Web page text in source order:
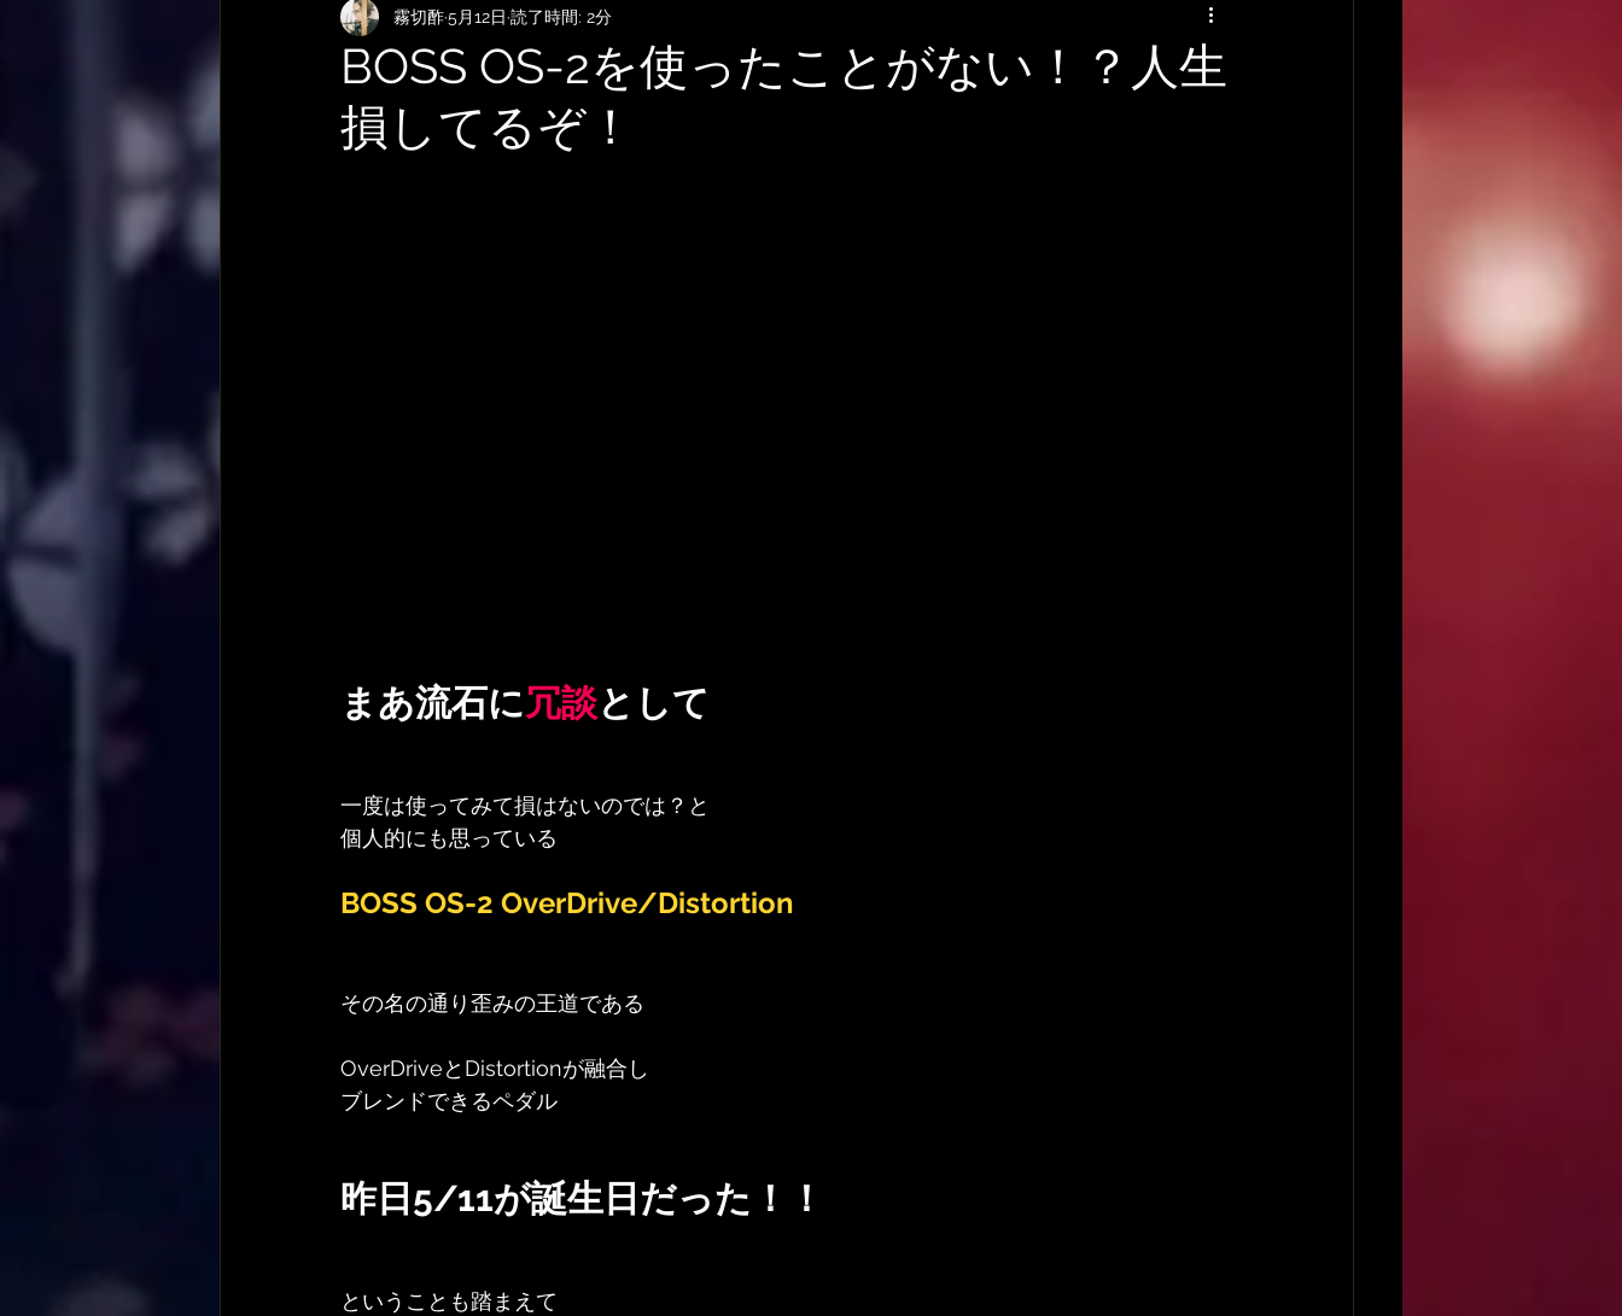
KEMPERおすすめRig・使い方 SubmitHub アーティストの逸話
やってみた・活動記録
BOSS OS-2を使ったことがない！？人生
損してるぞ！
霧切酢5月12日 読了時間: 2分
まあ流石に冗談として
一度は使ってみて損はないのでは？と
個人的にも思っている
BOSS OS-2 OverDrive/Distortion
その名の通り歪みの王道である
OverDriveとDistortionが融合し
ブレンドできるペダル
昨日5/11が誕生日だった！！
ということも踏まえて